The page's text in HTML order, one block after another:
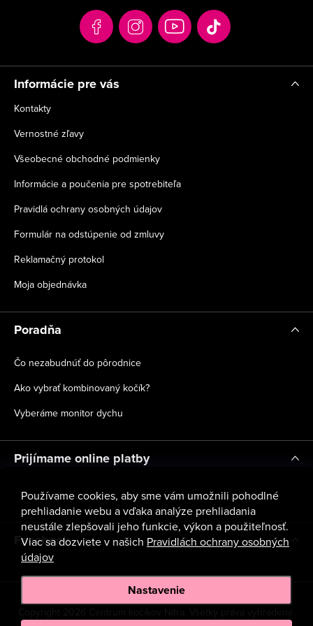
Používame cookies, aby sme vám umožnili pohodlné
prehliadanie webu a vďaka analýze prehliadania
neustále zlepšovali jeho funkcie, výkon a použiteľnosť.
Viac sa dozviete v našich Pravidlách ochrany osobných
údajov
Nastavenie
e
Informácie pre vás
Kontakty
Vernostné zľavy
Všeobecné obchodné podmienky
Informácie a poučenia pre spotrebiteľa
Pravidlá ochrany osobných údajov
Formulár na odstúpenie od zmluvy
Reklamačný protokol
Moja objednávka
Poradňa
Čo nezabudnúť do pôrodnice
Ako vybrať kombinovaný kočík?
Vyberáme monitor dychu
Prijímame online platby
Facebook